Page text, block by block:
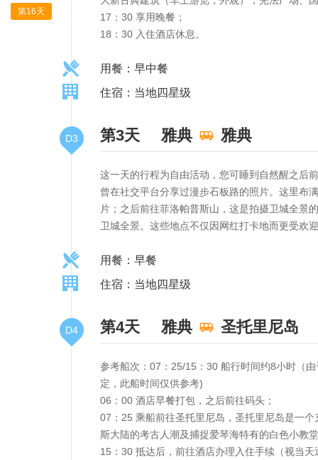
第16天
17：30 享用晚餐；
18：30 入住酒店休息。
用餐：早中餐
住宿：当地四星级
D3 第3天 雅典 雅典
这一天的行程为自由活动，您可睡到自然醒之后
曾在社交平台分享过漫步石板路的照片。这里布
片；之后前往菲洛帕普斯山，这是拍摄卫城全景
卫城全景。这些地点不仅因网红打卡地而更受欢
用餐：早餐
住宿：当地四星级
D4 第4天 雅典 圣托里尼岛
参考船次：07：25/15：30 船行时间约8小时（
定，此船时间仅供参考)
06：00 酒店早餐打包，之后前往码头；
07：25 乘船前往圣托里尼岛，圣托里尼岛是一
斯大陆的考古人潮及捕捉爱琴海特有的白色小教
15：30 抵达后，前往酒店办理入住手续（视当